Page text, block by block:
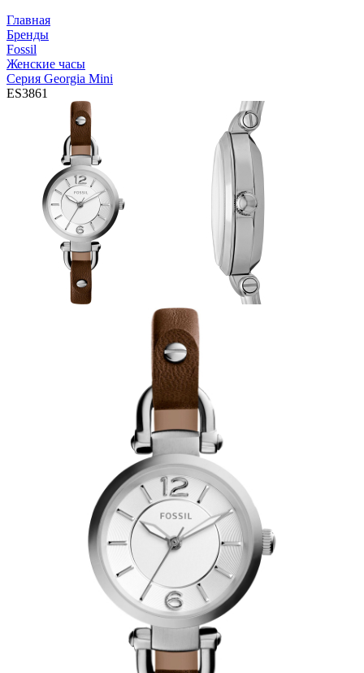
Главная
Бренды
Fossil
Женские часы
Серия Georgia Mini
ES3861